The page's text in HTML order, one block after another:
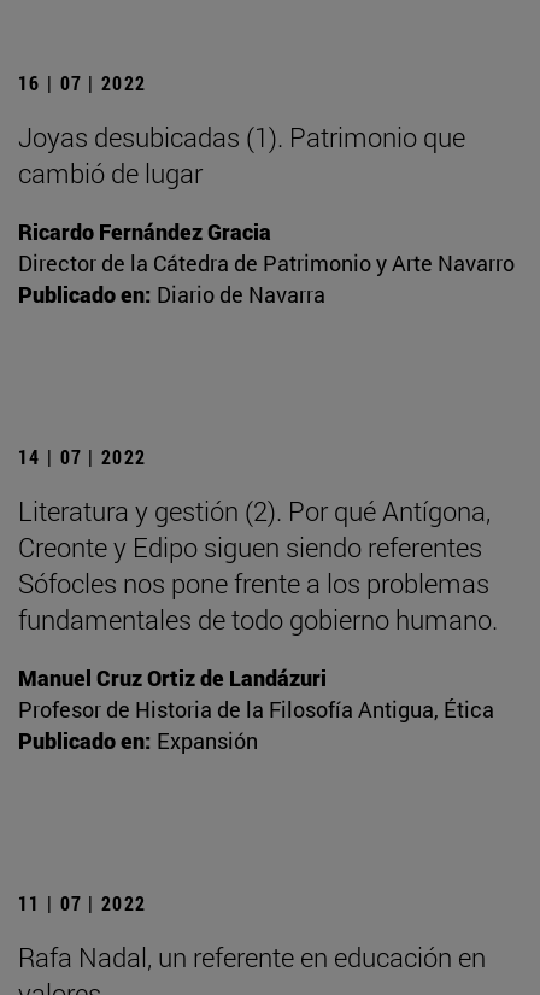
16 | 07 | 2022
Joyas desubicadas (1). Patrimonio que
cambió de lugar
Ricardo Fernández Gracia
Director de la Cátedra de Patrimonio y Arte Navarro
Publicado en: Diario de Navarra
14 | 07 | 2022
Literatura y gestión (2). Por qué Antígona,
Creonte y Edipo siguen siendo referentes
Sófocles nos pone frente a los problemas
fundamentales de todo gobierno humano.
Manuel Cruz Ortiz de Landázuri
Profesor de Historia de la Filosofía Antigua, Ética
Publicado en: Expansión
11 | 07 | 2022
Rafa Nadal, un referente en educación en